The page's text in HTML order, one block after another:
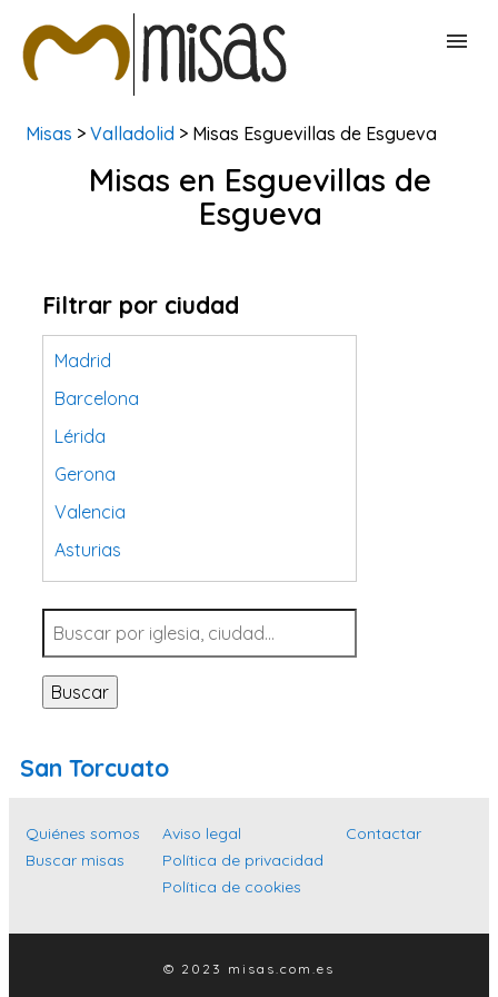
BUSCAR MISAS
Misas > Valladolid > Misas Esguevillas de Esgueva
Misas en Esguevillas de
Esgueva
Filtrar por ciudad
Madrid
Barcelona
Lérida
Gerona
Valencia
Asturias
Tarragona
Navarra
Valladolid
Sevilla
Santa Cruz de Tenerife
Islas Baleares
Málaga
Buscar
San Torcuato
Quiénes somos
Buscar misas
Aviso legal
Política de privacidad
Política de cookies
Contactar
© 2023 misas.com.es